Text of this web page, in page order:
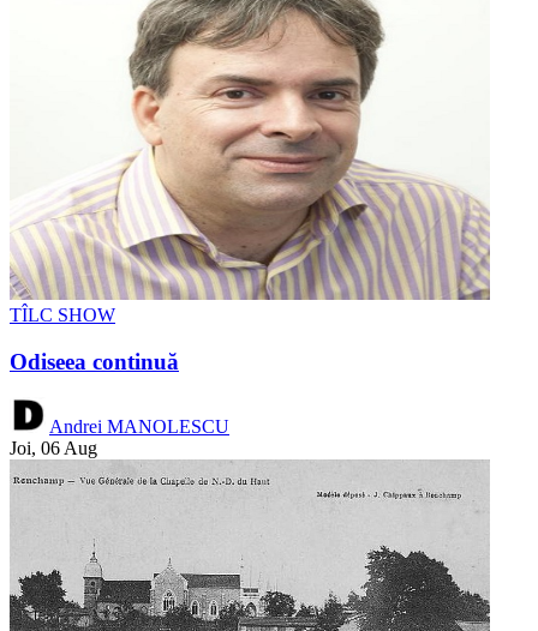
TÎLC SHOW
Odiseea continuă
Andrei MANOLESCU
Joi, 06 Aug